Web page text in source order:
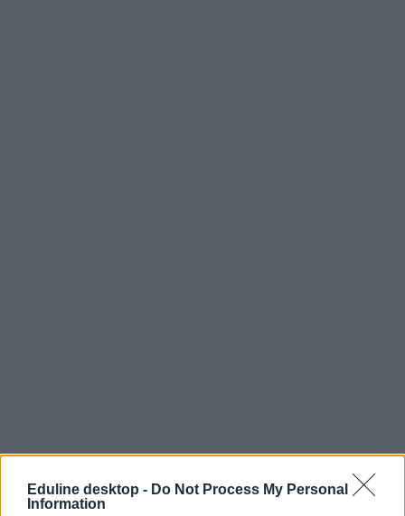
Eduline desktop - Do Not Process My Personal
Information
diplomás átlagbér
Gulyás Gergely